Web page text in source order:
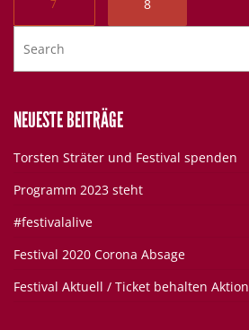
7 8
NEUESTE BEITRÄGE
Torsten Sträter und Festival spenden
Programm 2023 steht
#festivalalive
Festival 2020 Corona Absage
Festival Aktuell / Ticket behalten Aktion